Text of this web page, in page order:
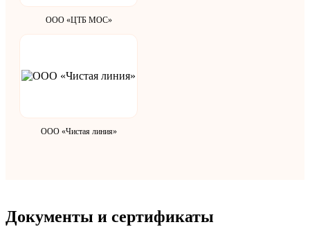
ООО «ЦТБ МОС»
ООО «Чистая линия»
Документы и сертификаты